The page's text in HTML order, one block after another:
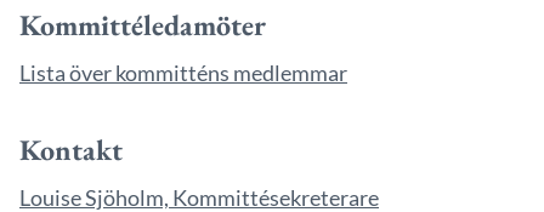
Kommittéledamöter
Lista över kommitténs medlemmar
Kontakt
Louise Sjöholm, Kommittésekreterare